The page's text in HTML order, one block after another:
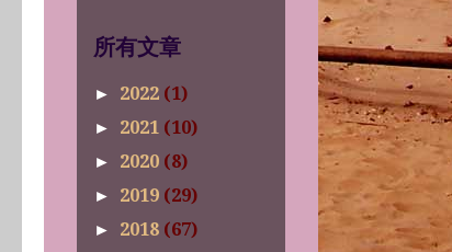
所有文章
► 2022 (1)
► 2021 (10)
► 2020 (8)
► 2019 (29)
► 2018 (67)